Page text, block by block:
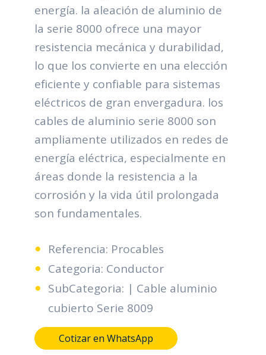
energía. la aleación de aluminio de
la serie 8000 ofrece una mayor
resistencia mecánica y durabilidad,
lo que los convierte en una elección
eficiente y confiable para sistemas
eléctricos de gran envergadura. los
cables de aluminio serie 8000 son
ampliamente utilizados en redes de
energía eléctrica, especialmente en
áreas donde la resistencia a la
corrosión y la vida útil prolongada
son fundamentales.
Referencia: Procables
Categoria: Conductor
SubCategoria: | Cable aluminio
cubierto Serie 8009
Cotizar en WhatsApp